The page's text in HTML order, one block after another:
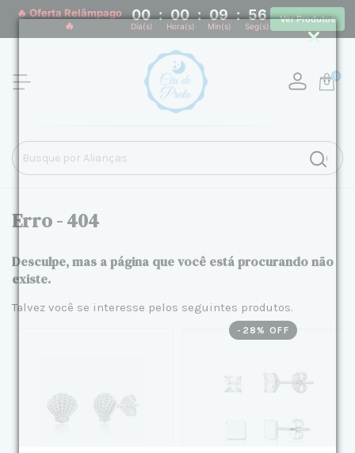
🔥 Oferta Relâmpago
🔥
00 : 00 : 09 : 55
Dia(s) Hora(s) Min(s) Seg(s)
Ver Produtos
0
Erro - 404
Desculpe, mas a página que você está procurando não
existe.
Talvez você se interesse pelos seguintes produtos.
- 28 % OFF